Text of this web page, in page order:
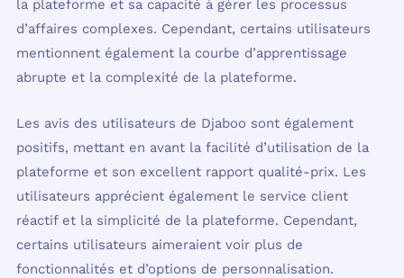
la plateforme et sa capacité à gérer les processus
d’affaires complexes. Cependant, certains utilisateurs
mentionnent également la courbe d’apprentissage
abrupte et la complexité de la plateforme.
Les avis des utilisateurs de Djaboo sont également
positifs, mettant en avant la facilité d’utilisation de la
plateforme et son excellent rapport qualité-prix. Les
utilisateurs apprécient également le service client
réactif et la simplicité de la plateforme. Cependant,
certains utilisateurs aimeraient voir plus de
fonctionnalités et d’options de personnalisation.